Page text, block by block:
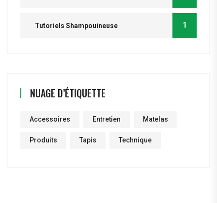
Tutoriels Shampouineuse 1
NUAGE D’ÉTIQUETTE
Accessoires Entretien Matelas
Produits Tapis Technique